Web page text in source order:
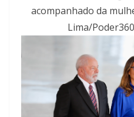
acompanhado da
Lima/